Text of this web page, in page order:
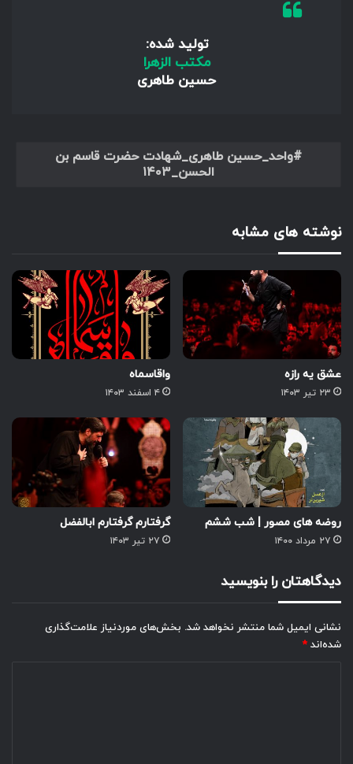
تولید شده:
مکتب الزهرا
حسین طاهری
واحد_حسین طاهری_شهادت حضرت قاسم بن
الحسن_۱۴۰۳
نوشته های مشابه
عشق یه رازه
۲۳ تیر ۱۴۰۳
واقاسماه
۴ اسفند ۱۴۰۳
روضه های مصور | شب ششم
۲۷ مرداد ۱۴۰۰
گرفتارم گرفتارم ابالفضل
۲۷ تیر ۱۴۰۳
دیدگاهتان را بنویسید
نشانی ایمیل شما منتشر نخواهد شد. بخش‌های موردنیاز علامت‌گذاری
شده‌اند *